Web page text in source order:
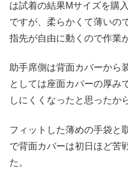
は試着の結果Mサイズを購
ですが、柔らかくて薄いの
指先が自由に動くので作業
助手席側は背面カバーから
としては座面カバーの厚み
しにくくなったと思ったか
フィットした薄めの手袋と
で背面カバーは初日ほど苦
た。